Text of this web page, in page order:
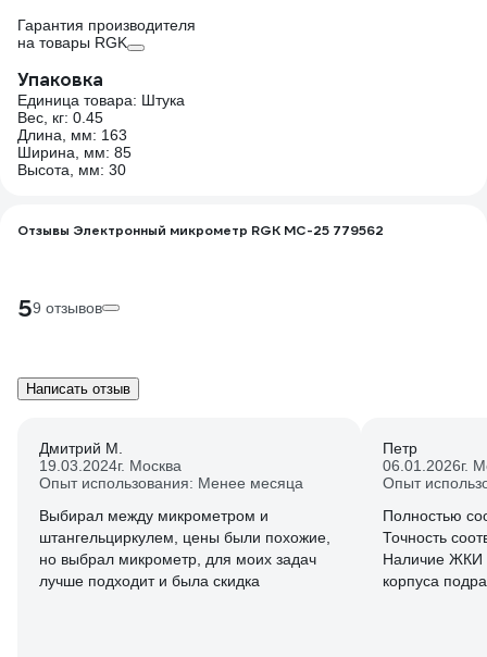
Гарантия производителя
на товары RGK
Упаковка
Единица товара: Штука
Вес, кг: 0.45
Длина, мм: 163
Ширина, мм: 85
Высота, мм: 30
Отзывы Электронный микрометр RGK MC-25 779562
59 отзывов
Написать отзыв
Дмитрий М.
19.03.2024г. Москва
Опыт использования: Менее месяца
Выбирал между микрометром и
штангельциркулем, цены были похожие,
но выбрал микрометр, для моих задач
лучше подходит и была скидка
Петр
06.01.2026г.
Опыт
Полностью
Точность
Наличие ЖКИ
корпуса